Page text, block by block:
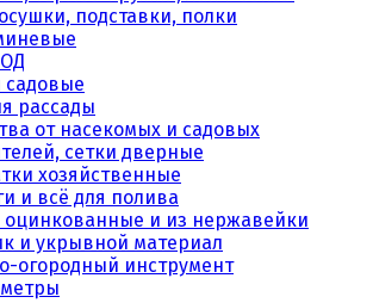
подставки, полки
садовые
рассады
от насекомых и садовых
сетки дверные
хозяйственные
и всё для полива
оцинкованные и из нержавейки
и укрывной материал
огородный инструмент